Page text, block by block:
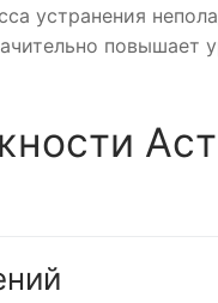
устранения
повышает